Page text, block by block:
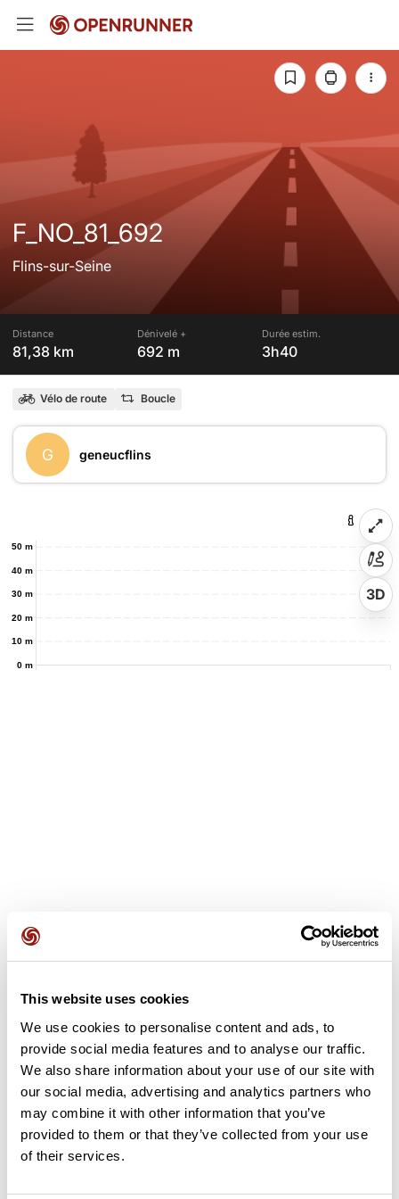
This website uses cookies
We use cookies to personalise content and ads, to
provide social media features and to analyse our traffic.
We also share information about your use of our site with
our social media, advertising and analytics partners who
may combine it with other information that you’ve
provided to them or that they’ve collected from your use
of their services.
F_NO_81_692
Flins-sur-Seine
Distance
81,38 km
Dénivelé +
692 m
Durée estim.
3h40
Vélo de route Boucle
G geneucflins
0 m
10 m
20 m
30 m
40 m
50 m
3D
Ajouter un avis
Découvrez ce parcours de vélo de 81,4 km à proximité de Flins-